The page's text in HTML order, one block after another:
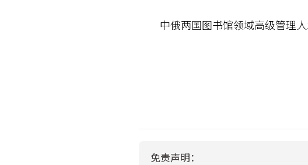
中俄两国图书馆领域高级管理人
免责声明：